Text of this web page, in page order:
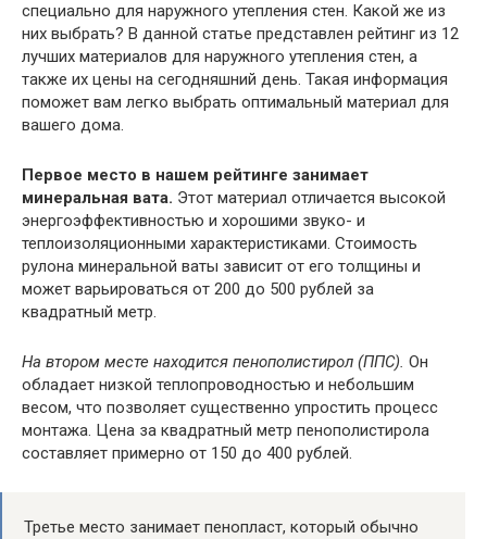
специально для наружного утепления стен. Какой же из
них выбрать? В данной статье представлен рейтинг из 12
лучших материалов для наружного утепления стен, а
также их цены на сегодняшний день. Такая информация
поможет вам легко выбрать оптимальный материал для
вашего дома.
Первое место в нашем рейтинге занимает
минеральная вата. Этот материал отличается высокой
энергоэффективностью и хорошими звуко- и
теплоизоляционными характеристиками. Стоимость
рулона минеральной ваты зависит от его толщины и
может варьироваться от 200 до 500 рублей за
квадратный метр.
На втором месте находится пенополистирол (ППС). Он
обладает низкой теплопроводностью и небольшим
весом, что позволяет существенно упростить процесс
монтажа. Цена за квадратный метр пенополистирола
составляет примерно от 150 до 400 рублей.
Третье место занимает пенопласт, который обычно